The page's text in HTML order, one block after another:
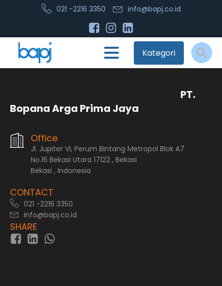
021 -2216 3350 info@bapj.co.id
Kategori
PT.
Bopana Arga Prima Jaya
Office
Jl. Jupiter VI, Perum Bintang Metropol Blok A7
No.16 Bekasi Utara 17122 , Bekasi
Bekasi , Indonesia
CONTACT
021 -2216 3350
info@bapj.co.id
SHARE